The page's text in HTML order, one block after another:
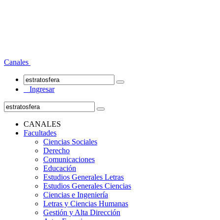
Canales
Ingresar
CANALES
Facultades
Ciencias Sociales
Derecho
Comunicaciones
Educación
Estudios Generales Letras
Estudios Generales Ciencias
Ciencias e Ingeniería
Letras y Ciencias Humanas
Gestión y Alta Dirección